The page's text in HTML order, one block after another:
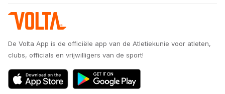
De Volta App is de officiële app van de Atletiekunie voor atleten,
clubs, officials en vrijwilligers van de sport!